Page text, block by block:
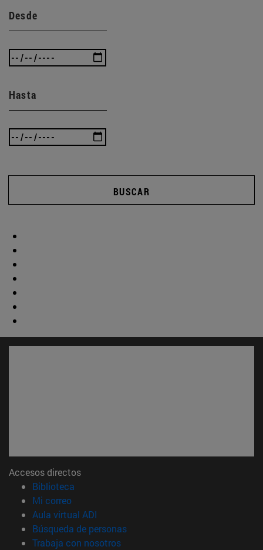
Desde
Hasta
BUSCAR
Accesos directos
Biblioteca
Mi correo(abre en nueva ventana)
Aula virtual ADI
Búsqueda de personas(abre en nueva ventana)
Trabaja con nosotros(abre en nueva ventana)